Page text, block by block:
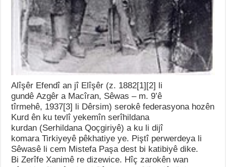
Alîşêr Efendî an jî Elîşêr (z. 1882[1][2] li
gundê Azgêr a Macîran, Sêwas – m. 9’ê
tîrmehê, 1937[3] li Dêrsim) serokê federasyona hozên
Kurd ên ku tevlî yekemîn serîhildana
kurdan (Serhildana Qoçgiriyê) a ku li dijî
komara Tirkiyeyê pêkhatiye ye. Piştî perwerdeya li
Sêwasê li cem Mistefa Paşa dest bi katibiyê dike.
Bi Zerîfe Xanimê re dizewice. Hîç zarokên wan